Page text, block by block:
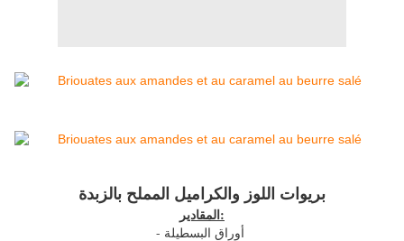
بريوات اللوز والكراميل المملح بالزبدة
المقادير: